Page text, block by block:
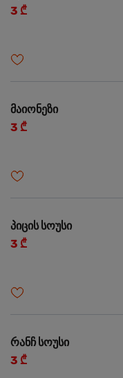
3 ₾
მაიონეზი
3 ₾
პიცის სოუსი
3 ₾
რანჩ სოუსი
3 ₾